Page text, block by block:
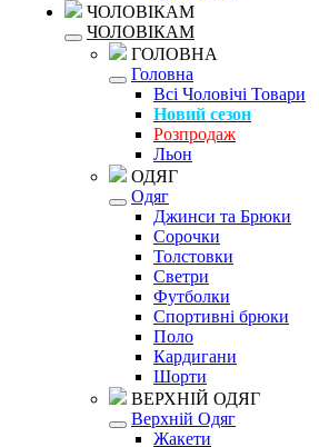
ЧОЛОВІКАМ
ЧОЛОВІКАМ
ГОЛОВНА
Головна
Всі Чоловічі Товари
Новий сезон
Розпродаж
Льон
ОДЯГ
Одяг
Джинси та Брюки
Сорочки
Толстовки
Светри
Футболки
Спортивні брюки
Поло
Кардигани
Шорти
ВЕРХНІЙ ОДЯГ
Верхній Одяг
Жакети